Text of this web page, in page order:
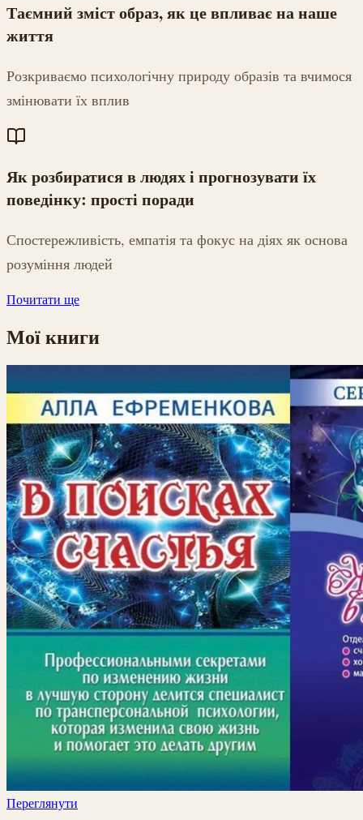
Таємний зміст образ, як це впливає на наше
життя
Розкриваємо психологічну природу образів та вчимося
змінювати їх вплив
Як розбиратися в людях і прогнозувати їх
поведінку: прості поради
Спостережливість, емпатія та фокус на діях як основа
розуміння людей
Почитати ще
Мої книги
Переглянути